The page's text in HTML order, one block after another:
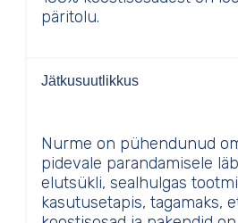
päritolu.
Jätkusuutlikkus
Nurme on pühendunud
pidevale parandamisele
elutsükli, sealhulgas
kasutusetapis, tagamaks,